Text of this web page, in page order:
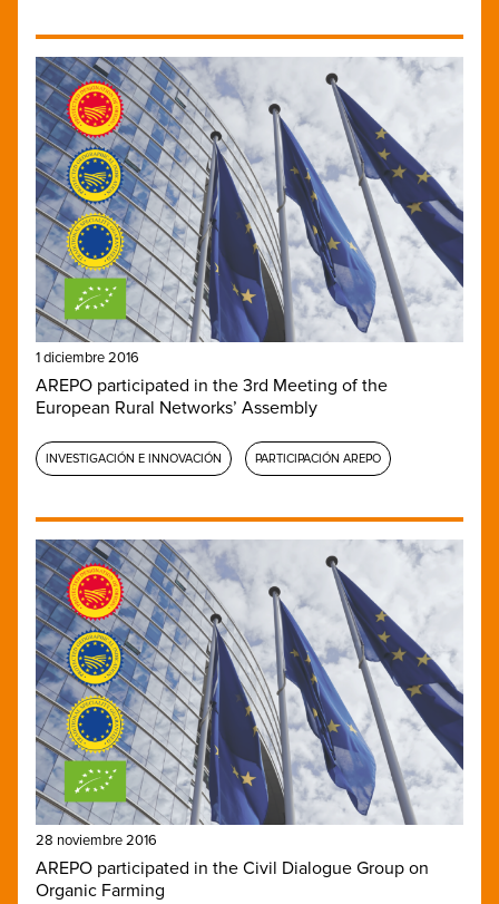
1 diciembre 2016
AREPO participated in the 3rd Meeting of the
European Rural Networks’ Assembly
INVESTIGACIÓN E INNOVACIÓN PARTICIPACIÓN AREPO
28 noviembre 2016
AREPO participated in the Civil Dialogue Group on
Organic Farming